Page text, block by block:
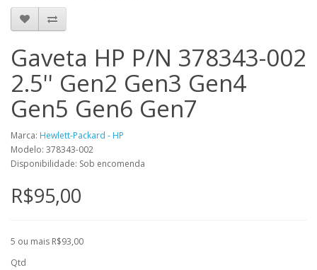
Gaveta HP P/N 378343-002
2.5'' Gen2 Gen3 Gen4
Gen5 Gen6 Gen7
Marca: Hewlett-Packard - HP
Modelo: 378343-002
Disponibilidade: Sob encomenda
R$95,00
5 ou mais R$93,00
Qtd